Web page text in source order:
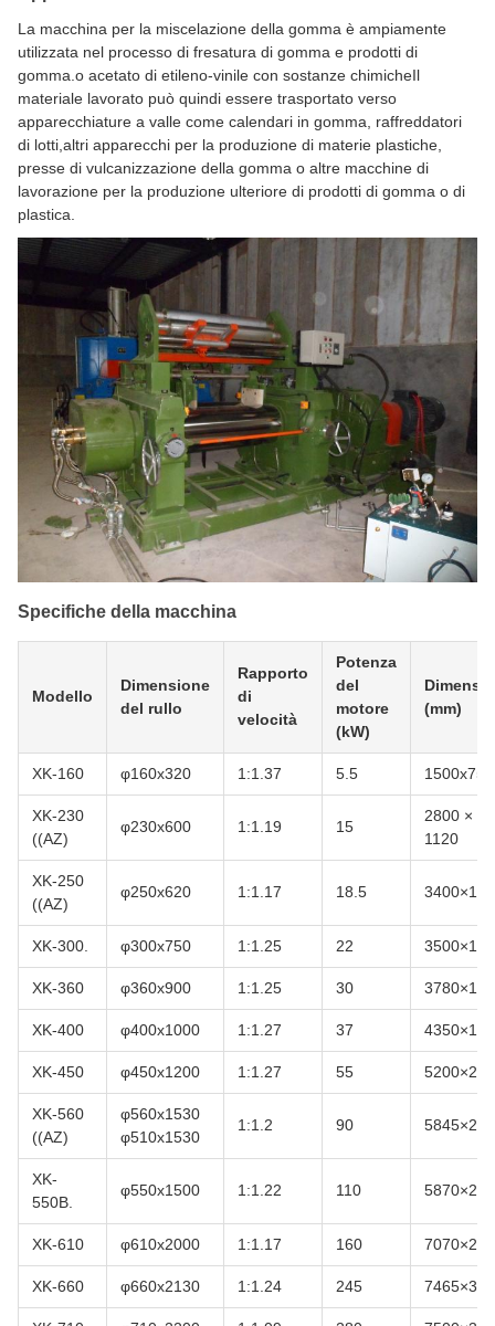
La macchina per la miscelazione della gomma è ampiamente
utilizzata nel processo di fresatura di gomma e prodotti di
gomma.o acetato di etileno-vinile con sostanze chimicheIl
materiale lavorato può quindi essere trasportato verso
apparecchiature a valle come calendari in gomma, raffreddatori
di lotti,altri apparecchi per la produzione di materie plastiche,
presse di vulcanizzazione della gomma o altre macchine di
lavorazione per la produzione ulteriore di prodotti di gomma o di
plastica.
Specifiche della macchina
Modello
Dimensione
del rullo
Rapporto
di
velocità
Potenza
del
motore
(kW)
(mm)
XK-160 φ160x320 1:1.37 5.5
XK-230
((AZ)
φ230x600 1:1.19 15
2800 ×
1120
XK-250
((AZ)
φ250x620 1:1.17 18.5
XK-300. φ300x750 1:1.25 22
XK-360 φ360x900 1:1.25 30
XK-400 φ400x1000 1:1.27 37
XK-450 φ450x1200 1:1.27 55
XK-560
((AZ)
φ560x1530
φ510x1530
1:1.2 90
XK-
550B.
φ550x1500 1:1.22 110
XK-610 φ610x2000 1:1.17 160
XK-660 φ660x2130 1:1.24 245